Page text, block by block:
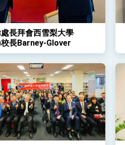
長拜會西雪梨大學
長Barney-Glover